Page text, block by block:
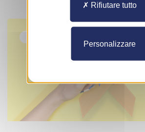
Rifiutare tutto
Personalizzare